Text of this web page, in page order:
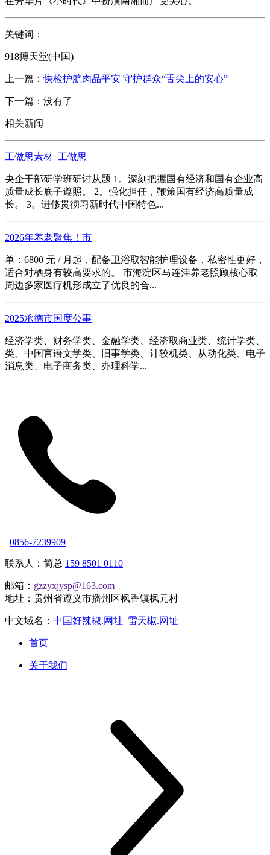
关键词：
918搏天堂(中国)
上一篇：快检护航肉品平安 守护群众“舌尖上的安心”
下一篇：没有了
相关新闻
工做思素材_工做思
央企干部研学班研讨从题 1。深刻把握国有经济和国有企业高
质量成长底子遵照。 2。强化担任，鞭策国有经济高质量成
长。 3。进修贯彻习新时代中国特色...
2026年养老聚焦！市
单：6800 元 / 月起，配备卫浴取智能护理设备，私密性更好，
适合对栖身有较高要求的。 市海淀区马连洼养老照顾核心取
周边多家医疗机形成立了优良的合...
2025承德市国度公事
经济学类、财务学类、金融学类、经济取商业类、统计学类、
类、中国言语文学类、旧事学类、计较机类、从动化类、电子
消息类、电子商务类、办理科学...
0856-7239909
联系人：简总 159 8501 0110
邮箱： gzzyxjysp@163.com
地址：贵州省遵义市播州区枫香镇枫元村
中文域名： 中国好辣椒.网址 雷天椒.网址
首页
关于我们